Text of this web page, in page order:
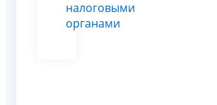
налоговыми
органами